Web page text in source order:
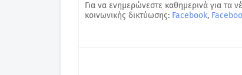
Για να ενημερώνεστε καθημερινά για τα
κοινωνικής δικτύωσης: Facebook,